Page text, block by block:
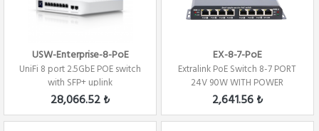
USW-Enterprise-8-PoE
UniFi 8 port 2.5GbE POE switch
with SFP+ uplink
28,066.52 ₺
EX-8-7-PoE
Extralink PoE Switch 8-7 PORT
24V 90W WITH POWER
ADAPTER 24V 2.5A
2,641.56 ₺